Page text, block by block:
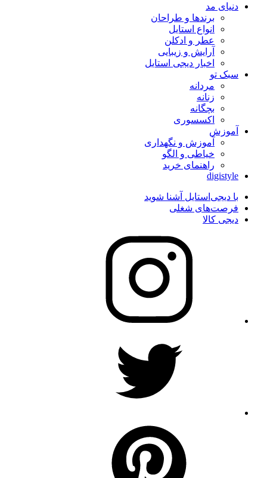
دنیای مد
برندها و طراحان
انواع استایل
عطر و ادکلن
آرایش و زیبایی
اخبار دیجی استایل
سبک تو
مردانه
زنانه
بچگانه
اکسسوری
آموزش
آموزش و نگهداری
خیاطی و الگو
راهنمای خرید
digistyle
با دیجی‌استایل آشنا شوید
فرصت‌های شغلی
دیجی کالا